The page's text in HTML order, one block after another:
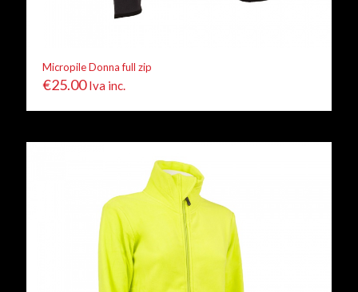
Micropile Donna full zip
€25.00 Iva inc.